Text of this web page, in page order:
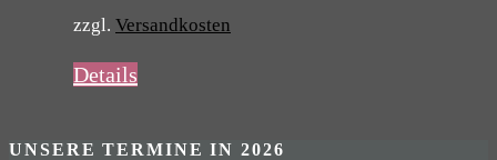
zzgl. Versandkosten
Details
UNSERE TERMINE IN 2026